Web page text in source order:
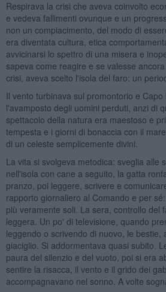
Respirava la crisi che aveva coinvolto
e vedeva fallimenti ovunque e un
non un compiacimento, del modo di
era diventata cultura, etica
avvicinarsi lo spettro di una misera e
sapeva come reagire e se valesse
crisi, aveva scelto l'isola del faro: un
Il vento turbinava sul promontorio e
l'avamposto degli uomini perduti, anzi di
spettacolo della natura era maestoso e
tempesta e i giorni di bonaccia con il
di un celeste semplicemente divini.
La vita si svolgeva metodica: sveglia alle
nell'isola con cane a seguito, la gatta
pranzo, poi leggere, scrivere e
rapporto giornaliero al Comando e per
più veramente soli. La sera, controllo del
leggera. Un po' di televisione, quando
leggendo o scrivendo di nuovo, le bestie,
giaciglio. Si addormentava quasi subito.
paura del silenzio e del vuoto, poi si era
sentire la risacca, il vento e il grido dei
accompagnavano nel sonno. A volte